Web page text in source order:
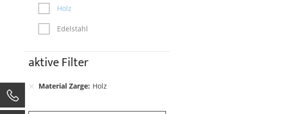
aktive Filter
Material Zarge Holz
Holz
Edelstahl